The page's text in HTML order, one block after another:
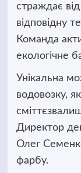
страждає
відповідну
Команда
екологічне
Унікальна
водовозку,
Директор
Олег
фарбу.